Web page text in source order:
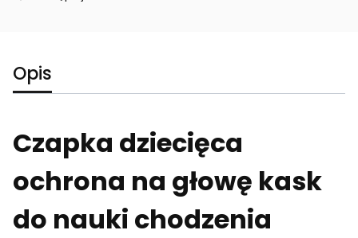
Opis
Czapka dziecięca
ochrona na głowę kask
do nauki chodzenia